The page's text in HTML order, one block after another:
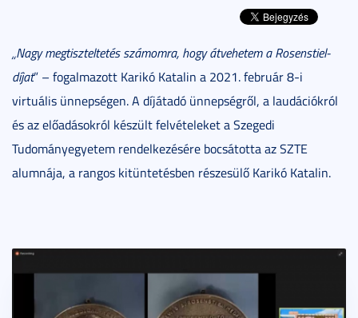
„Nagy megtiszteltetés számomra, hogy átvehetem a Rosenstiel-
díjat” – fogalmazott Karikó Katalin a 2021. február 8-i
virtuális ünnepségen. A díjátadó ünnepségről, a laudációkról
és az előadásokról készült felvételeket a Szegedi
Tudományegyetem rendelkezésére bocsátotta az SZTE
alumnája, a rangos kitüntetésben részesülő Karikó Katalin.